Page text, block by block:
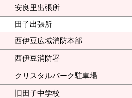
安良里出張所
田子出張所
西伊豆広域消防本部
西伊豆消防署
クリスタルパーク駐車場
旧田子中学校